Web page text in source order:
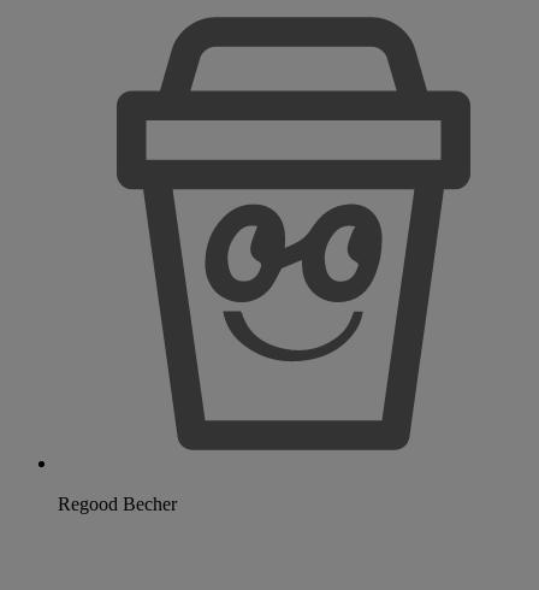
Regood Becher